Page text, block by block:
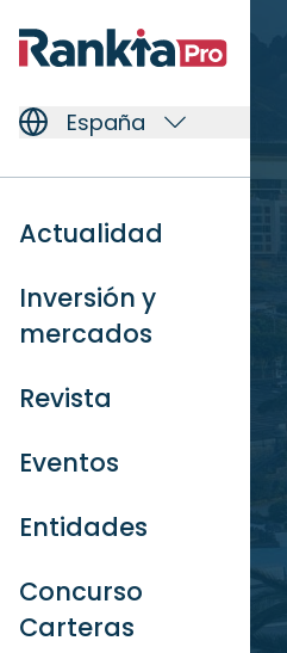
España
Actualidad
Inversión y
mercados
Revista
Eventos
Entidades
Concurso
Carteras